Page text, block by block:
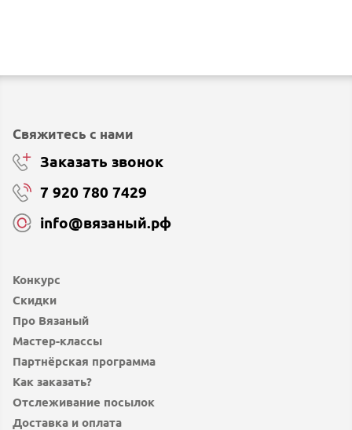
Конкурс
Скидки
Про Вязаный
Мастер-классы
Партнёрская программа
Как заказать?
Отслеживание посылок
Доставка и оплата
Свяжитесь с нами
Заказать звонок
7 920 780 7429
info@вязаный.рф